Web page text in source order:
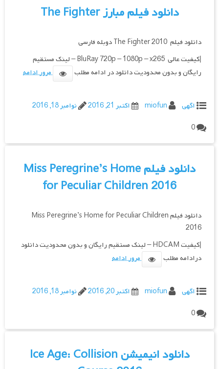
دانلود فیلم مبارز The Fighter
دانلود فیلم The Fighter 2010 دوبله فارسی
|کیفیت عالی BluRay 720p – 1080p – x265 – لینک مستقیم
رایگان و بدون محدودیت دانلود در ادامه مطلب
مرور ادامه
اگهی miofun اکتبر 21, 2016
نوامبر 18, 2016
0
دانلود فیلم Miss Peregrine’s Home
for Peculiar Children 2016
دانلود فیلم Miss Peregrine’s Home for Peculiar Children
2016
|کیفیت HDCAM – لینک مستقیم رایگان و بدون محدودیت دانلود
درادامه مطلب
مرور ادامه
اگهی miofun اکتبر 20, 2016
نوامبر 18, 2016
0
دانلود انیمیشن Ice Age: Collision